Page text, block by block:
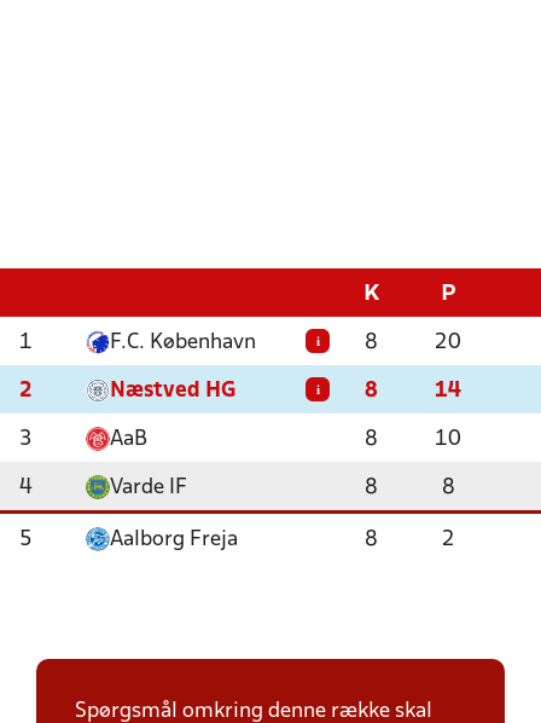
K P
1 F.C. København i 8 20
2 Næstved HG i 8 14
3 AaB 8 10
4 Varde IF 8 8
5 Aalborg Freja 8 2
Spørgsmål omkring denne række skal